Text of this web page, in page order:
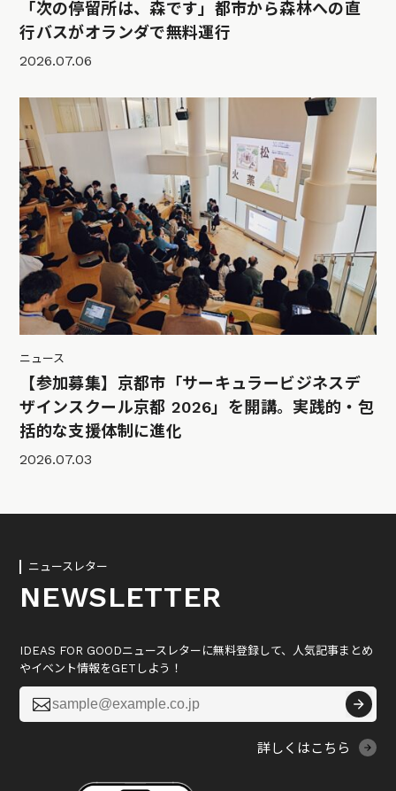
「次の停留所は、森です」都市から森林への直
行バスがオランダで無料運行
2026.07.06
ニュース
【参加募集】京都市「サーキュラービジネスデ
ザインスクール京都 2026」を開講。実践的・包
括的な支援体制に進化
2026.07.03
ニュースレター
NEWSLETTER
IDEAS FOR GOODニュースレターに無料登録して、人気記事まとめ
やイベント情報をGETしよう！

詳しくはこちら